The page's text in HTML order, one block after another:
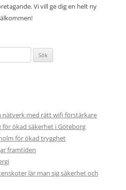
Vi vill ge dig en helt ny
nätverk med rätt wifi förstärkare
ökad säkerhet i Göteborg
för ökad trygghet
framtiden
lär man sig säkerhet och